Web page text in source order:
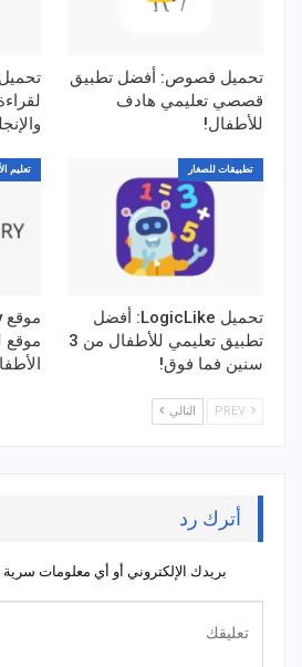
تحميل قصوص: أفضل تطبيق
قصصي تعليمي هادف
للأطفال!
تطبيقات للصغار
تحميل LogicLike: أفضل
تطبيق تعليمي للأطفال من 3
سنين فما فوق!
تعليم
موقع
التالي
أترك رد
بريدك الإلكتروني أو أي معلومات